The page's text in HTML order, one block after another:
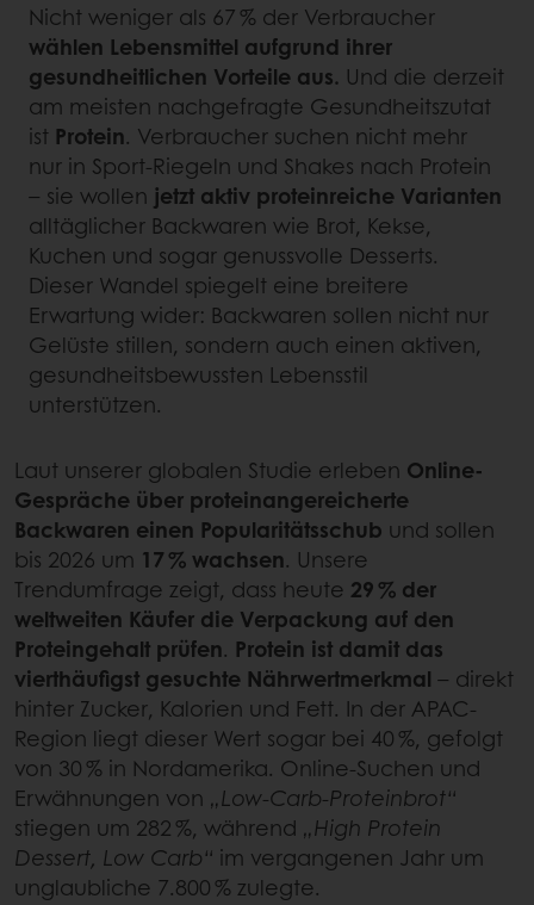
Nicht weniger als 67 % der Verbraucher
wählen Lebensmittel aufgrund ihrer
gesundheitlichen Vorteile aus. Und die derzeit
am meisten nachgefragte Gesundheitszutat
ist Protein. Verbraucher suchen nicht mehr
nur in Sport-Riegeln und Shakes nach Protein
– sie wollen jetzt aktiv proteinreiche Varianten
alltäglicher Backwaren wie Brot, Kekse,
Kuchen und sogar genussvolle Desserts.
Dieser Wandel spiegelt eine breitere
Erwartung wider: Backwaren sollen nicht nur
Gelüste stillen, sondern auch einen aktiven,
gesundheitsbewussten Lebensstil
unterstützen.
Laut unserer globalen Studie erleben Online-
Gespräche über proteinangereicherte
Backwaren einen Popularitätsschub und sollen
bis 2026 um 17 % wachsen. Unsere
Trendumfrage zeigt, dass heute 29 % der
weltweiten Käufer die Verpackung auf den
Proteingehalt prüfen. Protein ist damit das
vierthäufigst gesuchte Nährwertmerkmal – direkt
hinter Zucker, Kalorien und Fett. In der APAC-
Region liegt dieser Wert sogar bei 40 %, gefolgt
von 30 % in Nordamerika. Online-Suchen und
Erwähnungen von „Low-Carb-Proteinbrot“
stiegen um 282 %, während „High Protein
Dessert, Low Carb“ im vergangenen Jahr um
unglaubliche 7.800 % zulegte.